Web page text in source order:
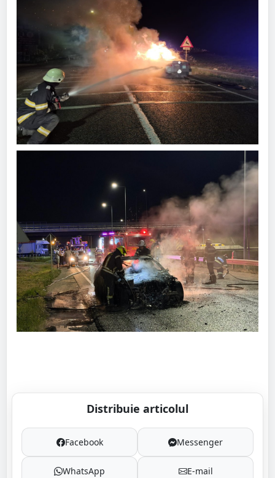
Distribuie articolul
Facebook Messenger
WhatsApp E-mail